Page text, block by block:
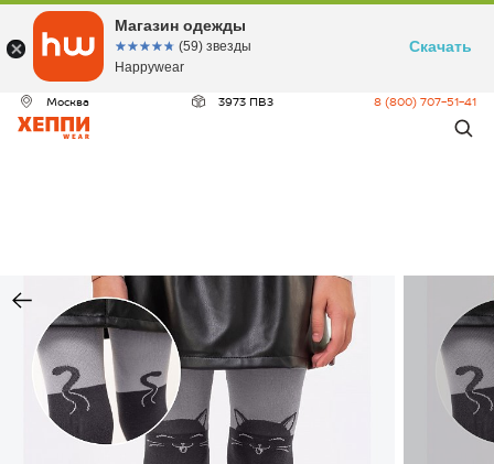
Москва 3973 ПВЗ 8 (800) 707-51-41
Магазин одежды
☆☆☆☆☆
★★★★★ (59) звезды
Happywear
Скачать